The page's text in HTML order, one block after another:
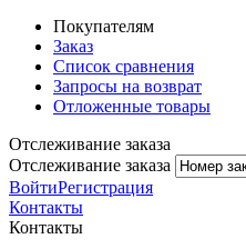
Покупателям
Заказ
Список сравнения
Запросы на возврат
Отложенные товары
Отслеживание заказа
Отслеживание заказа
ВойтиРегистрация
Контакты
Контакты